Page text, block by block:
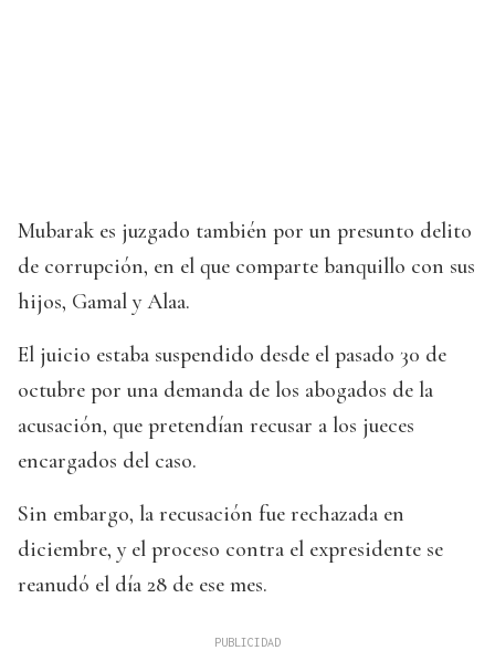
Mubarak es juzgado también por un presunto delito
de corrupción, en el que comparte banquillo con sus
hijos, Gamal y Alaa.
El juicio estaba suspendido desde el pasado 30 de
octubre por una demanda de los abogados de la
acusación, que pretendían recusar a los jueces
encargados del caso.
Sin embargo, la recusación fue rechazada en
diciembre, y el proceso contra el expresidente se
reanudó el día 28 de ese mes.